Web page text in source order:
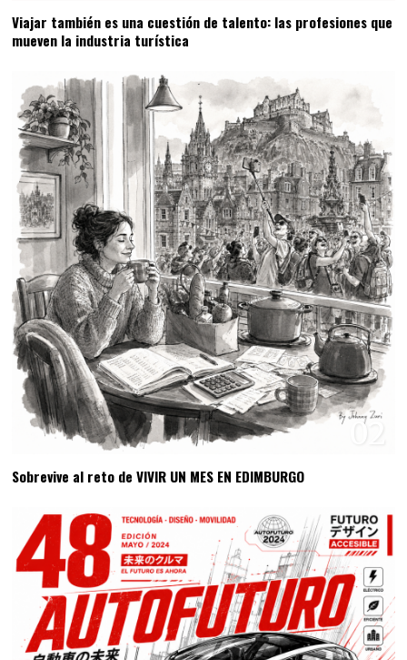
Viajar también es una cuestión de talento: las profesiones que
mueven la industria turística
02
Sobrevive al reto de VIVIR UN MES EN EDIMBURGO